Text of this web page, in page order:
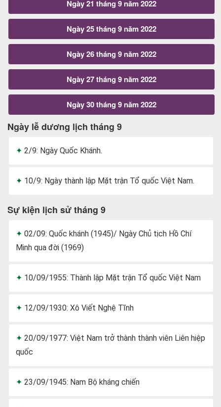
Ngày 21 tháng 9 năm 2022
Ngày 25 tháng 9 năm 2022
Ngày 26 tháng 9 năm 2022
Ngày 27 tháng 9 năm 2022
Ngày 30 tháng 9 năm 2022
Ngày lễ dương lịch tháng 9
2/9: Ngày Quốc Khánh.
10/9: Ngày thành lập Mặt trận Tổ quốc Việt Nam.
Sự kiện lịch sử tháng 9
02/09: Quốc khánh (1945)/ Ngày Chủ tịch Hồ Chí
Minh qua đời (1969)
10/09/1955: Thành lập Mặt trận Tổ quốc Việt Nam
12/09/1930: Xô Viết Nghệ Tĩnh
20/09/1977: Việt Nam trở thành thành viên Liên hiệp
quốc
23/09/1945: Nam Bộ kháng chiến